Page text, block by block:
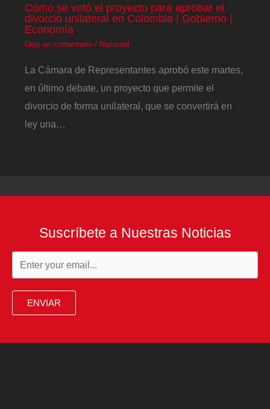
Cómo se votó el proyecto para aprobar el
divorcio unilateral en Colombia | Gobierno |
Economía
Deja un comentario / Nacional
La Cámara de Representantes aprobó este martes,
en último debate, un proyecto que permite el
divorcio de forma unilateral, que se convertirá en
ley una…
Suscríbete a Nuestras Noticias
ENVIAR